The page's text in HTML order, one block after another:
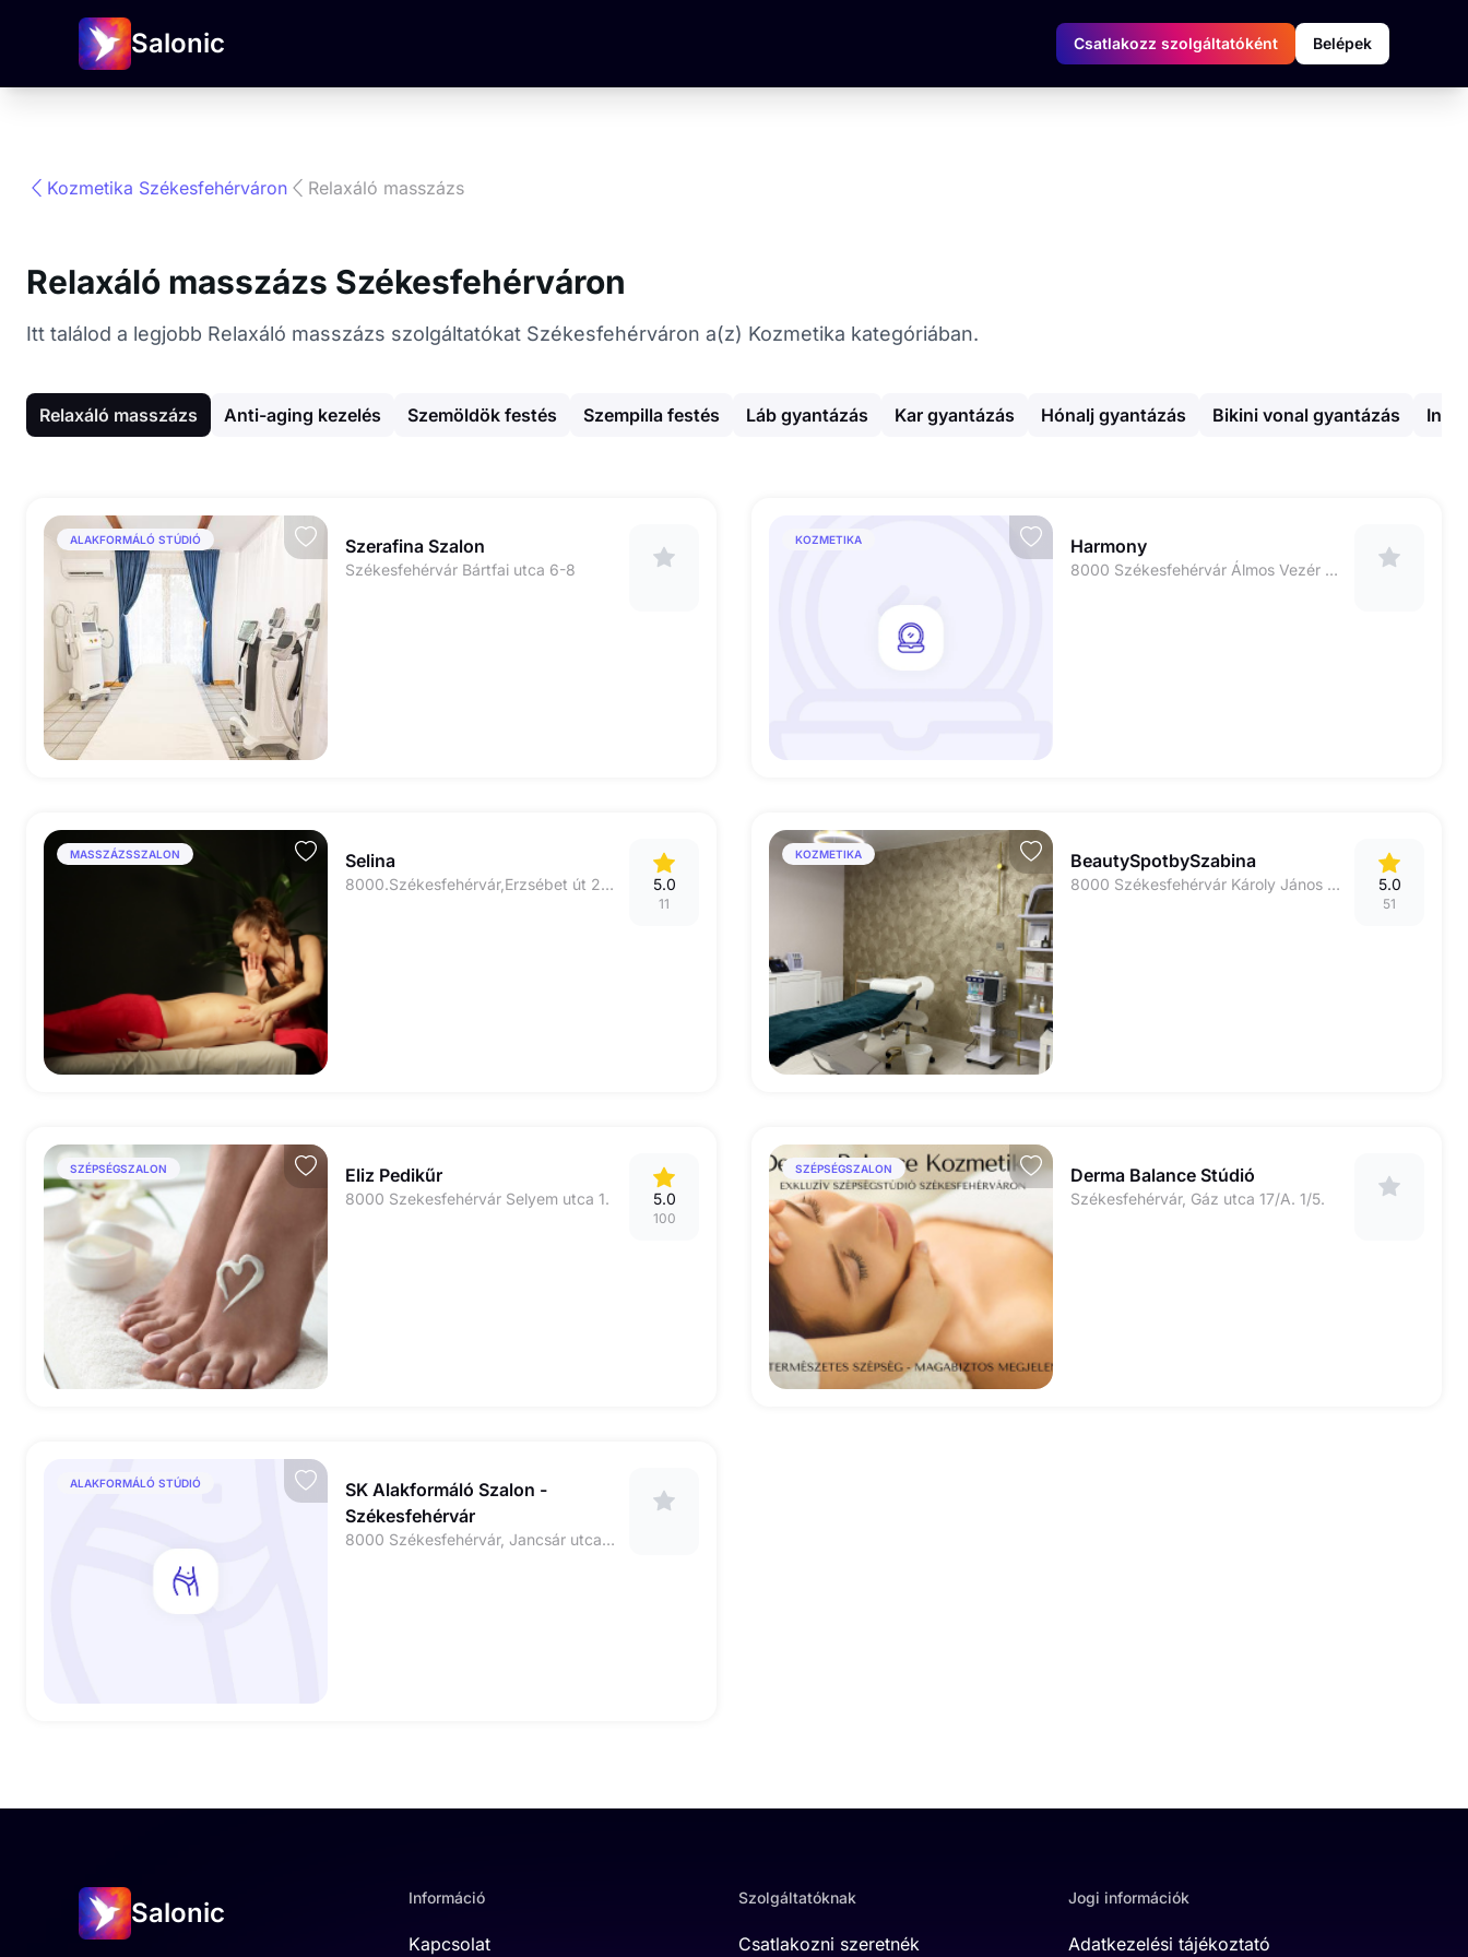
Salonic Csatlakozz szolgáltatóként Belépek
Kozmetika Székesfehérváron Relaxáló masszázs
Relaxáló masszázs Székesfehérváron
Itt találod a legjobb Relaxáló masszázs szolgáltatókat Székesfehérváron a(z) Kozmetika kategóriában.
Relaxáló masszázs Anti-aging kezelés Szemöldök festés Szempilla festés Láb gyantázás Kar gyantázás Hónalj gyantázás Bikini vonal gyantázás
ALAKFORMÁLÓ STÚDIÓ Szerafina Szalon
Székesfehérvár Bártfai utca 6-8
KOZMETIKA Harmony
8000 Székesfehérvár Álmos Vezér u. 10.
MASSZÁZSSZALON Selina
8000.Székesfehérvár,Erzsébet út 22-24 5.0
11
KOZMETIKA BeautySpotbySzabina
8000 Székesfehérvár Károly János utca 45. 5.0
51
SZÉPSÉGSZALON Eliz Pedikűr
8000 Szekesfehérvár Selyem utca 1. 5.0
100
SZÉPSÉGSZALON Derma Balance Stúdió
Székesfehérvár, Gáz utca 17/A. 1/5.
ALAKFORMÁLÓ STÚDIÓ
SK Alakformáló Szalon -
Székesfehérvár
8000 Székesfehérvár, Jancsár utca 49
Salonic Információ
Kapcsolat
Szolgáltatóknak
Csatlakozni szeretnék
Jogi információk
Adatkezelési tájékoztató